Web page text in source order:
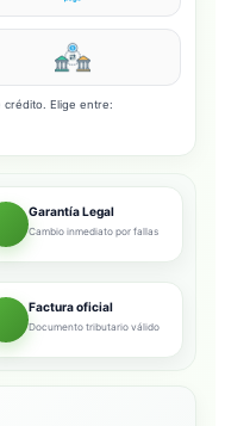
crédito. Elige entre:
Garantía Legal
Cambio inmediato por fallas
Factura oficial
Documento tributario válido